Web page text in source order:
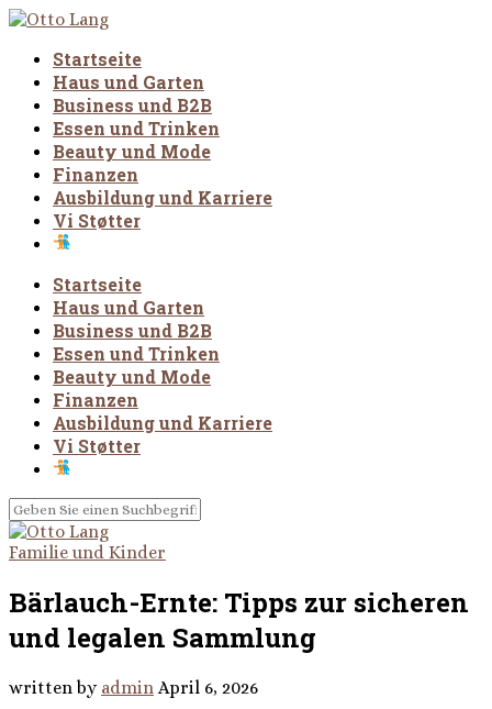
Startseite
Haus und Garten
Business und B2B
Essen und Trinken
Beauty und Mode
Finanzen
Ausbildung und Karriere
Vi Støtter
Startseite
Haus und Garten
Business und B2B
Essen und Trinken
Beauty und Mode
Finanzen
Ausbildung und Karriere
Vi Støtter
Familie und Kinder
Bärlauch-Ernte: Tipps zur sicheren
und legalen Sammlung
written by admin April 6, 2026